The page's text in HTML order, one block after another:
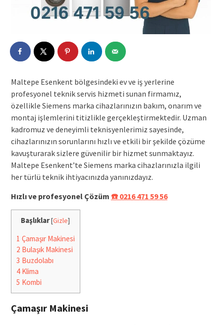
Maltepe Esenkent bölgesindeki ev ve iş yerlerine
profesyonel teknik servis hizmeti sunan firmamız,
özellikle Siemens marka cihazlarınızın bakım, onarım ve
montaj işlemlerini titizlikle gerçekleştirmektedir. Uzman
kadromuz ve deneyimli teknisyenlerimiz sayesinde,
cihazlarınızın sorunlarını hızlı ve etkili bir şekilde çözüme
kavuşturarak sizlere güvenilir bir hizmet sunmaktayız.
Maltepe Esenkent’te Siemens marka cihazlarınızla ilgili
her türlü teknik ihtiyacınızda yanınızdayız.
Hızlı ve profesyonel Çözüm ☎️ 0216 471 59 56
Başlıklar[Gizle]
1 Çamaşır Makinesi
2 Bulaşık Makinesi
3 Buzdolabı
4Klima
5 Kombi
Çamaşır Makinesi